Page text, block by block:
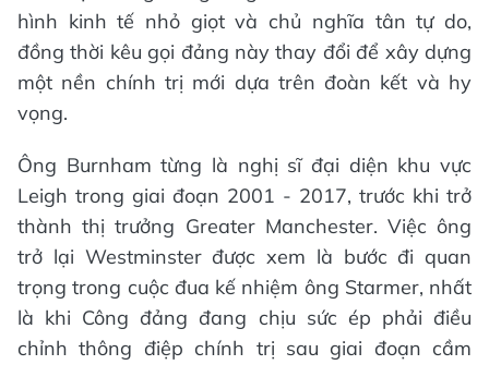
hình kinh tế nhỏ giọt và chủ nghĩa tân tự do,
đồng thời kêu gọi đảng này thay đổi để xây dựng
một nền chính trị mới dựa trên đoàn kết và hy
vọng.
Ông Burnham từng là nghị sĩ đại diện khu vực
Leigh trong giai đoạn 2001 - 2017, trước khi trở
thành thị trưởng Greater Manchester. Việc ông
trở lại Westminster được xem là bước đi quan
trọng trong cuộc đua kế nhiệm ông Starmer, nhất
là khi Công đảng đang chịu sức ép phải điều
chỉnh thông điệp chính trị sau giai đoạn cầm